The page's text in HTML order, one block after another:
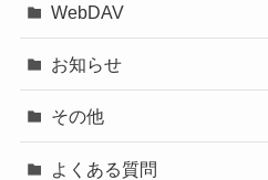
WebDAV
お知らせ
その他
よくある質問